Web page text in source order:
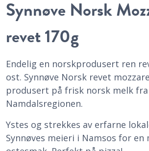
Synnøve Norsk
revet 170g
Endelig en norskprodusert ren
ost. Synnøve Norsk revet
produsert på frisk norsk melk
Namdalsregionen.
Ystes og strekkes av erfarne
Synnøves meieri i Namsos for en